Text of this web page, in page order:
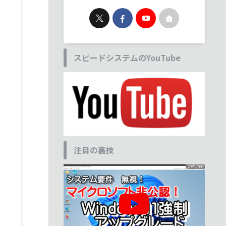
スピードシステムのYouTube
注目の裏技